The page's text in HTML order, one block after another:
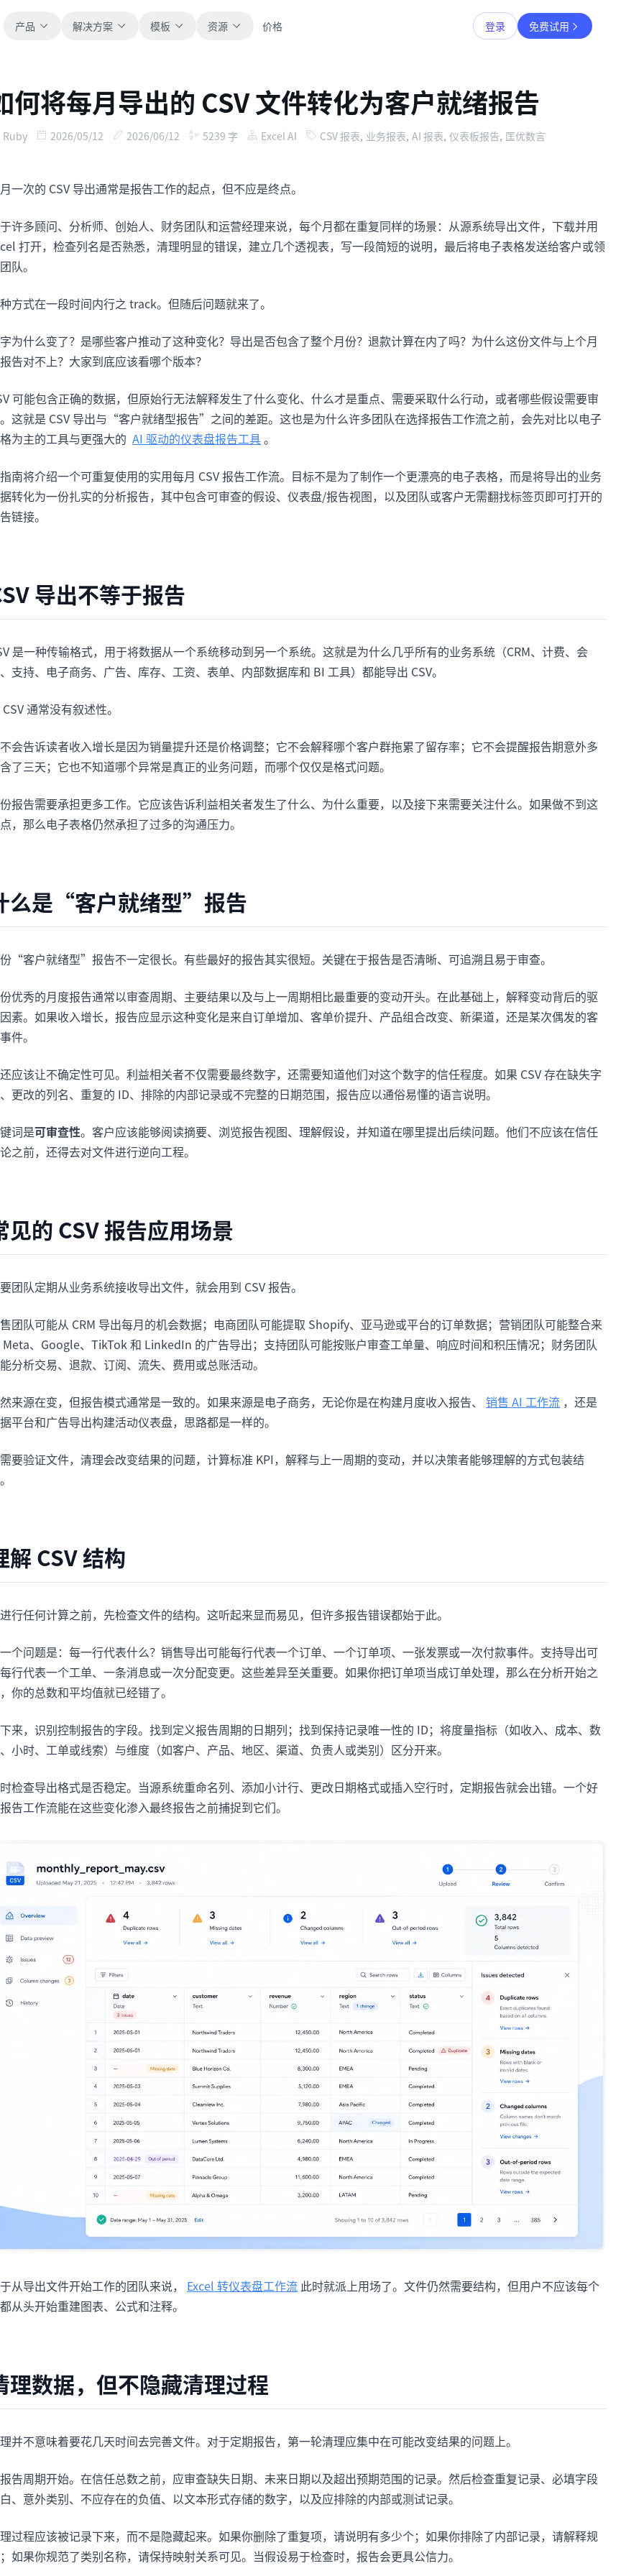
产品 解决方案 模板
全部
浏览全部可直接使用的表格模板。
用于跟踪流程、协作、计划与执行。
管理里程碑、负责人、交付和进度。
用于看板、KPI复盘和经营分析。
资源
博客
获取产品更新、案例和工作流灵感。
查看产品文档、配置和使用说明。
帮助新用户和团队快速上手。
价格 登录 免费试用
何将每月导出的 CSV 文件转化为客户就绪报告
Ruby 2026/05/12 2026/06/12 5239 字 Excel AI CSV 报表, 业务报表, AI 报表, 仪表板报告, 匡优数言
一次的 CSV 导出通常是报告工作的起点，但不应是终点。
许多顾问、分析师、创始人、财务团队和运营经理来说，每个月都在重复同样的场景：从源系统导出文件，下载并用
打开，检查列名是否熟悉，清理明显的错误，建立几个透视表，写一段简短的说明，最后将电子表格发送给客户或领
队。
方式在一段时间内行之 track。但随后问题就来了。
为什么变了？是哪些客户推动了这种变化？导出是否包含了整个月份？退款计算在内了吗？为什么这份文件与上个月
告对不上？大家到底应该看哪个版本？
可能包含正确的数据，但原始行无法解释发生了什么变化、什么才是重点、需要采取什么行动，或者哪些假设需要审
这就是 CSV 导出与“客户就绪型报告”之间的差距。这也是为什么许多团队在选择报告工作流之前，会先对比以电子
为主的工具与更强大的 AI 驱动的仪表盘报告工具。
南将介绍一个可重复使用的实用每月 CSV 报告工作流。目标不是为了制作一个更漂亮的电子表格，而是将导出的业务
转化为一份扎实的分析报告，其中包含可审查的假设、仪表盘/报告视图，以及团队或客户无需翻找标签页即可打开的
链接。
导出不等于报告
是一种传输格式，用于将数据从一个系统移动到另一个系统。这就是为什么几乎所有的业务系统（CRM、计费、会
支持、电子商务、广告、库存、工资、表单、内部数据库和 BI 工具）都能导出 CSV。
通常没有叙述性。
会告诉读者收入增长是因为销量提升还是价格调整；它不会解释哪个客户群拖累了留存率；它不会提醒报告期意外多
了三天；它也不知道哪个异常是真正的业务问题，而哪个仅仅是格式问题。
报告需要承担更多工作。它应该告诉利益相关者发生了什么、为什么重要，以及接下来需要关注什么。如果做不到这
，那么电子表格仍然承担了过多的沟通压力。
么是“客户就绪型”报告
“客户就绪型”报告不一定很长。有些最好的报告其实很短。关键在于报告是否清晰、可追溯且易于审查。
优秀的月度报告通常以审查周期、主要结果以及与上一周期相比最重要的变动开头。在此基础上，解释变动背后的驱
素。如果收入增长，报告应显示这种变化是来自订单增加、客单价提升、产品组合改变、新渠道，还是某次偶发的客
件。
应该让不确定性可见。利益相关者不仅需要最终数字，还需要知道他们对这个数字的信任程度。如果 CSV 存在缺失字
更改的列名、重复的 ID、排除的内部记录或不完整的日期范围，报告应以通俗易懂的语言说明。
词是可审查性。客户应该能够阅读摘要、浏览报告视图、理解假设，并知道在哪里提出后续问题。他们不应该在信任
之前，还得去对文件进行逆向工程。
见的 CSV 报告应用场景
团队定期从业务系统接收导出文件，就会用到 CSV 报告。
团队可能从 CRM 导出每月的机会数据；电商团队可能提取 Shopify、亚马逊或平台的订单数据；营销团队可能整合来
Meta、Google、TikTok 和 LinkedIn 的广告导出；支持团队可能按账户审查工单量、响应时间和积压情况；财务团队
分析交易、退款、订阅、流失、费用或总账活动。
来源在变，但报告模式通常是一致的。如果来源是电子商务，无论你是在构建月度收入报告、 销售 AI 工作流 ，还是
平台和广告导出构建活动仪表盘，思路都是一样的。
要验证文件，清理会改变结果的问题，计算标准 KPI，解释与上一周期的变动，并以决策者能够理解的方式包装结
解 CSV 结构
行任何计算之前，先检查文件的结构。这听起来显而易见，但许多报告错误都始于此。
个问题是：每一行代表什么？销售导出可能每行代表一个订单、一个订单项、一张发票或一次付款事件。支持导出可
行代表一个工单、一条消息或一次分配变更。这些差异至关重要。如果你把订单项当成订单处理，那么在分析开始之
你的总数和平均值就已经错了。
来，识别控制报告的字段。找到定义报告周期的日期列；找到保持记录唯一性的 ID；将度量指标（如收入、成本、数
小时、工单或线索）与维度（如客户、产品、地区、渠道、负责人或类别）区分开来。
检查导出格式是否稳定。当源系统重命名列、添加小计行、更改日期格式或插入空行时，定期报告就会出错。一个好
告工作流能在这些变化渗入最终报告之前捕捉到它们。
从导出文件开始工作的团队来说， Excel 转仪表盘工作流 此时就派上用场了。文件仍然需要结构，但用户不应该每个
从头开始重建图表、公式和注释。
理数据，但不隐藏清理过程
并不意味着要花几天时间去完善文件。对于定期报告，第一轮清理应集中在可能改变结果的问题上。
告周期开始。在信任总数之前，应审查缺失日期、未来日期以及超出预期范围的记录。然后检查重复记录、必填字段
、意外类别、不应存在的负值、以文本形式存储的数字，以及应排除的内部或测试记录。
过程应该被记录下来，而不是隐藏起来。如果你删除了重复项，请说明有多少个；如果你排除了内部记录，请解释规
如果你规范了类别名称，请保持映射关系可见。当假设易于检查时，报告会更具公信力。